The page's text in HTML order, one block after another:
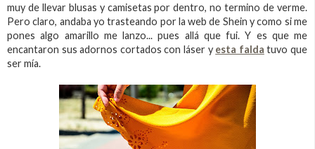
muy de llevar blusas y camisetas por dentro, no termino de verme.
Pero claro, andaba yo trasteando por la web de Shein y como si me
pones algo amarillo me lanzo... pues allá que fui. Y es que me
encantaron sus adornos cortados con láser y esta falda tuvo que
ser mía.